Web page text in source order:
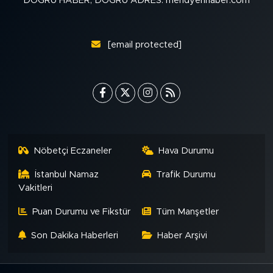
[email protected]
Nöbetçi Eczaneler Hava Durumu
İstanbul Namaz
Vakitleri
Trafik Durumu
Puan Durumu ve Fikstür Tüm Manşetler
Son Dakika Haberleri Haber Arşivi
MEDYA KÖŞESİ
ALINTI YAZARLAR